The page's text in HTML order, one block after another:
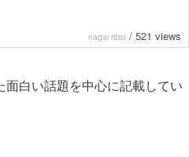
nagai ritsu / 521 views
面白い話題を中心に記載してい